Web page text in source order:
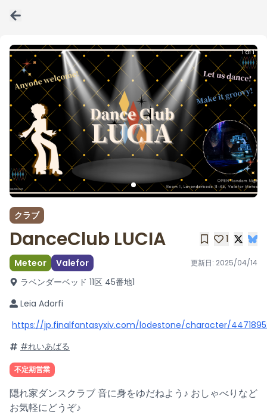
1 of 1
クラブ
DanceClub LUCIA 1
Meteor Valefor 更新日: 2025/04/14
ラベンダーベッド 11区 45番地1
Leia Adorfi
https://jp.finalfantasyxiv.com/lodestone/character/
#れいあばる
不定期営業
隠れ家ダンスクラブ 音に身をゆだねよう♪ おしゃべりなど
お気軽にどうぞ♪